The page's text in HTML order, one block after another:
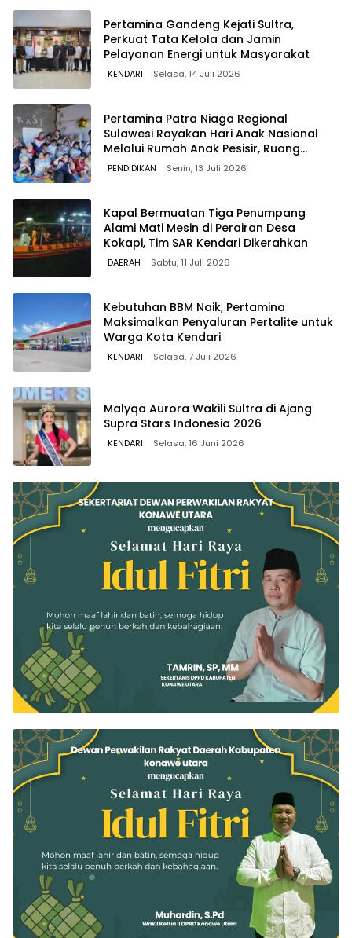
Pertamina Gandeng Kejati Sultra,
Perkuat Tata Kelola dan Jamin
Pelayanan Energi untuk Masyarakat
KENDARI Selasa, 14 Juli 2026
Pertamina Patra Niaga Regional
Sulawesi Rayakan Hari Anak Nasional
Melalui Rumah Anak Pesisir, Ruang
Tumbuh Generasi Penjaga Pesisir
PENDIDIKAN Senin, 13 Juli 2026
Kapal Bermuatan Tiga Penumpang
Alami Mati Mesin di Perairan Desa
Kokapi, Tim SAR Kendari Dikerahkan
DAERAH Sabtu, 11 Juli 2026
Kebutuhan BBM Naik, Pertamina
Maksimalkan Penyaluran Pertalite untuk
Warga Kota Kendari
KENDARI Selasa, 7 Juli 2026
Malyqa Aurora Wakili Sultra di Ajang
Supra Stars Indonesia 2026
KENDARI Selasa, 16 Juni 2026